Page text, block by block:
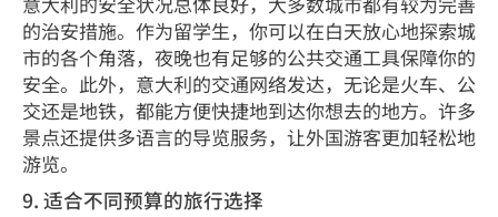
的治安措施。作为留学生，你可以在白天放心地探索城
市的各个角落，夜晚也有足够的公共交通工具保障你的
安全。此外，意大利的交通网络发达，无论是火车、公
交还是地铁，都能方便快捷地到达你想去的地方。许多
景点还提供多语言的导览服务，让外国游客更加轻松地
游览。
9. 适合不同预算的旅行选择